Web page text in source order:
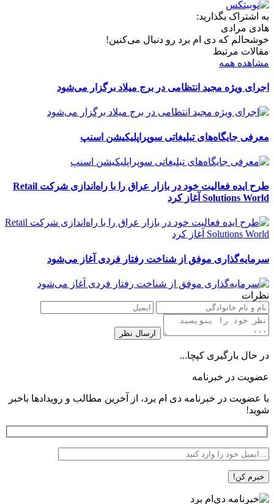
به اشتراک بگذارید:
هادی مرادی
خوشحالم که دی ام برد رو دنبال می‌کنین!
مقالات مرتبط
مشاهده همه
اجرای ویژه مجید انتظامی در برج میلاد برگزار می‌شود
معرفی جایگاه‌های تبلیغاتی سوپراپلیکیشن اسنپ
طرح ایده فعالیت خود در بازار عراق را با راه‌اندازی شرکت Retail
Solutions World آغاز کرد
سرمایه‌گذاری موفق از شناخت رفتار فردی آغاز می‌شود
نظرات
در حال بارگیری کپچا...
عضویت در خبرنامه
با عضویت در خبرنامه دی ام برد، از آخرین مطالب و رویدادها باخبر
شوید!